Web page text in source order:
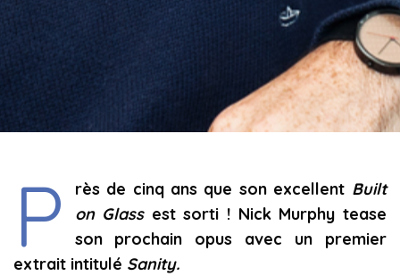
P rès de cinq ans que son excellent Built
on Glass est sorti ! Nick Murphy tease
son prochain opus avec un premier
extrait intitulé Sanity.